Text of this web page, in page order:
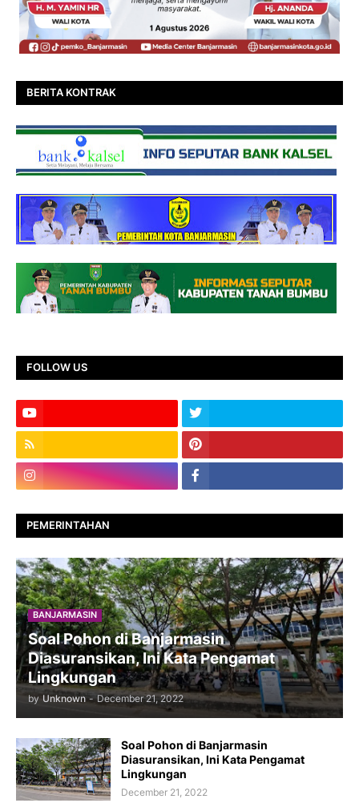
BERITA KONTRAK
FOLLOW US
PEMERINTAHAN
BANJARMASIN
Soal Pohon di Banjarmasin
Diasuransikan, Ini Kata Pengamat
Lingkungan
by Unknown - December 21, 2022
Soal Pohon di Banjarmasin
Diasuransikan, Ini Kata Pengamat
Lingkungan
December 21, 2022